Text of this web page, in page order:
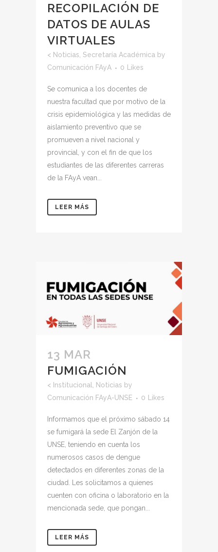
RECOPILACIÓN DE
DATOS DE AULAS
VIRTUALES
< Noticias Secretaría Académica by
Comunicación FAyA
0 Likes
Se comunica a los docentes de
nuestra facultad que por motivo de la
crisis epidemiológica y las medidas de
aislamiento preventivo que se
promueven a nivel nacional y
provincial, y con el fin de que los
estudiantes de las diferentes carreras
de la FAyA vean...
LEER MÁS
13 MAR
FUMIGACIÓN
< Institucional Noticias by
Comunicación FAyA-UNSE
0 Likes
Informamos que el próximo sábado 14
se fumigará la sede El Zanjón de la
UNSE, teniendo en cuenta los
numerosos casos de dengue
detectados en diferentes zonas de la
ciudad. Les solicitamos a quienes
cuenten con oficina o laboratorio en la
mencionada sede, que pongan...
LEER MÁS